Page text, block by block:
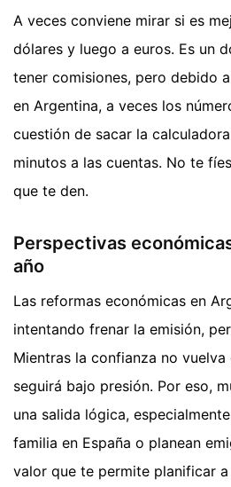
A veces conviene mirar si es
dólares y luego a euros. Es un
tener comisiones, pero debido
en Argentina, a veces los
cuestión de sacar la
minutos a las cuentas. No te
que te den.
Perspectivas
año
Las reformas económicas en
intentando frenar la emisión,
Mientras la confianza no
seguirá bajo presión. Por eso,
una salida lógica,
familia en España o planean
valor que te permite planificar